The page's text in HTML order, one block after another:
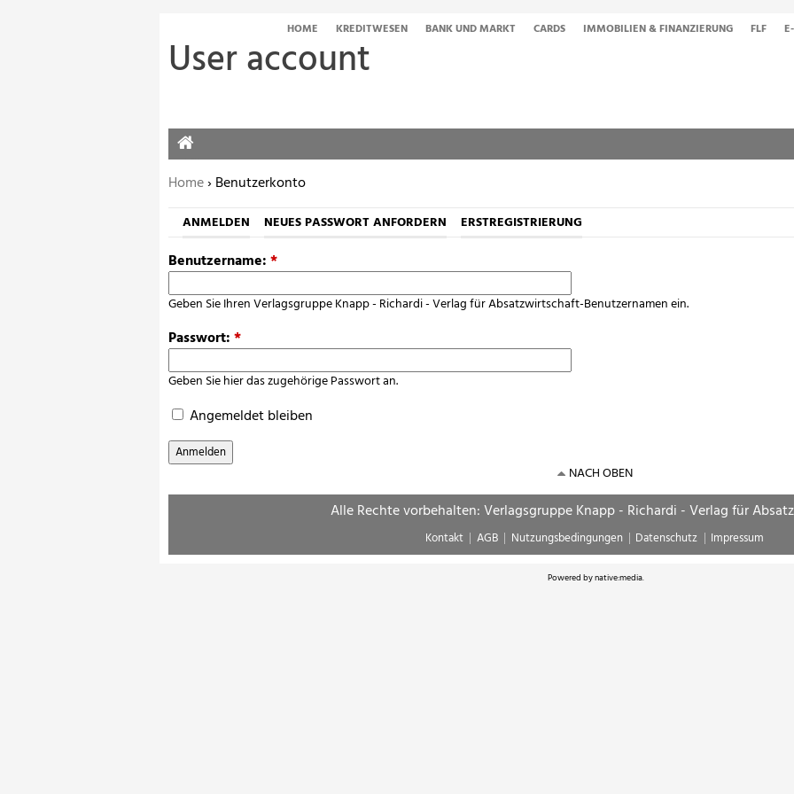
User account
HOME KREDITWESEN BANK UND MARKT CARDS IMMOBILIEN & FINANZIERUNG FLF
Sie befinden sich hier:
Home› Benutzerkonto
ANMELDEN NEUES PASSWORT ANFORDERN ERSTREGISTRIERUNG
Benutzername:*
Geben Sie Ihren Verlagsgruppe Knapp - Richardi - Verlag für Absatzwirtschaft-Benutzernamen ein.
Passwort:*
Geben Sie hier das zugehörige Passwort an.
Angemeldet bleiben
HOME
NACH OBEN
Alle Rechte vorbehalten: Verlagsgruppe Knapp - Richardi - Verlag für
Kontakt AGB Nutzungsbedingungen Datenschutz Impressum
Powered bynative:media.